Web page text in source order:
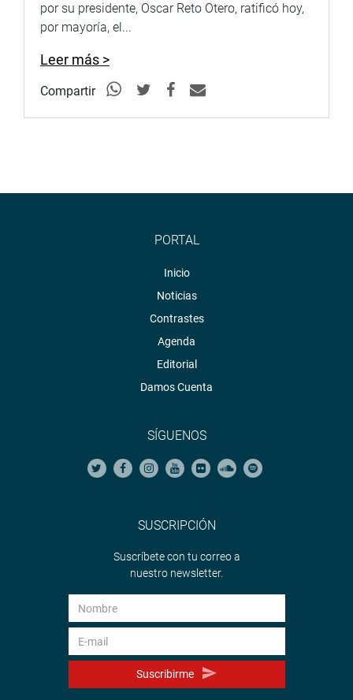
por su presidente, Oscar Reto Otero, ratificó hoy,
por mayoría, el...
Leer más >
Compartir
PORTAL
Inicio
Noticias
Contrastes
Agenda
Editorial
Damos Cuenta
SÍGUENOS
SUSCRIPCIÓN
Suscríbete con tu correo a
nuestro newsletter.
Suscribirme